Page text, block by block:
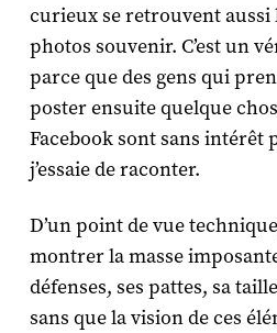
curieux se retrouvent aussi
photos souvenir. C’est un
parce que des gens qui
poster ensuite quelque
Facebook sont sans intérêt
j’essaie de raconter.
D’un point de vue
montrer la masse
défenses, ses pattes, sa
sans que la vision de ces